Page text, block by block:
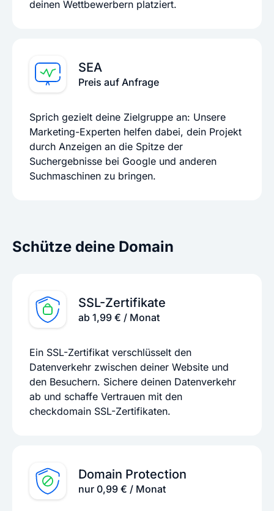
deinen Wettbewerbern platziert.
SEA
Preis auf Anfrage
Sprich gezielt deine Zielgruppe an: Unsere
Marketing-Experten helfen dabei, dein Projekt
durch Anzeigen an die Spitze der
Suchergebnisse bei Google und anderen
Suchmaschinen zu bringen.
Schütze deine Domain
SSL-Zertifikate
ab 1,99 € / Monat
Ein SSL-Zertifikat verschlüsselt den
Datenverkehr zwischen deiner Website und
den Besuchern. Sichere deinen Datenverkehr
ab und schaffe Vertrauen mit den
checkdomain SSL-Zertifikaten.
Domain Protection
nur 0,99 € / Monat